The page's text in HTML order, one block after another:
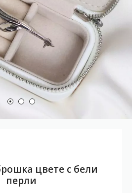
цвете с бели
перли